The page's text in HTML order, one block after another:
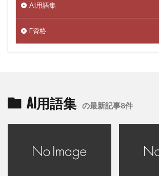
AI用語集
E資格
AI用語集 の最新記事8件